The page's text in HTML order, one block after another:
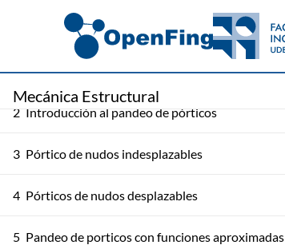
Mecánica Estructural
1 Pandeo de columnas
2 Introducción al pandeo de pórticos
3 Pórtico de nudos indesplazables
4 Pórticos de nudos desplazables
5 Pandeo de porticos con funciones aproximadas